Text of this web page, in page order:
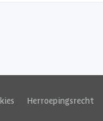
Herroepingsrecht